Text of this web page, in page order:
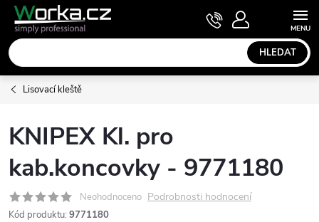
Přejít
obsah
HLEDAT
NÁKUPNÍ
KOŠÍK
Lisovací kleště
KNIPEX Kl. pro
kab.koncovky - 9771180
Neohodnoceno Podrobnosti hodnocení
Kód produktu: 9771180